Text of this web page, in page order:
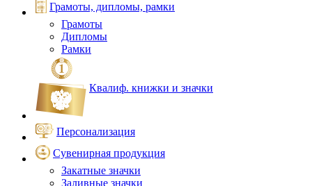
Грамоты, дипломы, рамки
Грамоты
Дипломы
Рамки
Квалиф. книжки и значки
Персонализация
Сувенирная продукция
Закатные значки
Заливные значки